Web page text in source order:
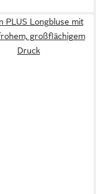
PLUS Longbluse mit
großflächigem
Druck